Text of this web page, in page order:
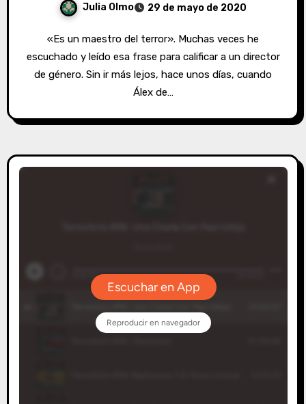
Julia Olmo 29 de mayo de 2020
«Es un maestro del terror». Muchas veces he
escuchado y leído esa frase para calificar a un director
de género. Sin ir más lejos, hace unos días, cuando
Álex de…